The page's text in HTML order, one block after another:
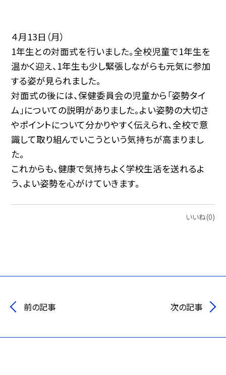
４月13日（月）
1年生との対面式を行いました。全校児童で1年生を
温かく迎え、1年生も少し緊張しながらも元気に参加
する姿が見られました。
対面式の後には、保健委員会の児童から「姿勢タイ
ム」についての説明がありました。よい姿勢の大切さ
やポイントについて分かりやすく伝えられ、全校で意
識して取り組んでいこうという気持ちが高まりまし
た。
これからも、健康で気持ちよく学校生活を送れるよ
う、よい姿勢を心がけていきます。
いいね(0)
前の記事 次の記事